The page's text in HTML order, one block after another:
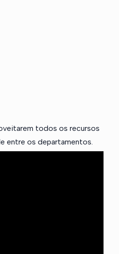
todos os recursos
entre os departamentos.